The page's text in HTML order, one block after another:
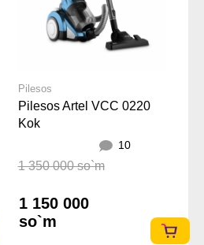
Pilesos
Pilesos Artel VCC 0220
Kok
10
1 350 000 so`m
1 150 000
so`m